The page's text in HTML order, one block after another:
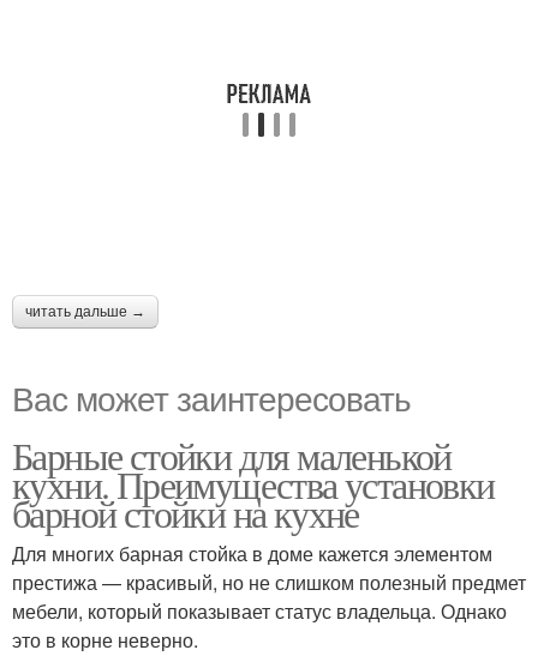
читать дальше →
Вас может заинтересовать
Барные стойки для маленькой
кухни. Преимущества установки
барной стойки на кухне
Для многих барная стойка в доме кажется элементом
престижа — красивый, но не слишком полезный предмет
мебели, который показывает статус владельца. Однако
это в корне неверно.